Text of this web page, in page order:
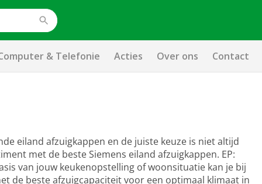
& Telefonie Acties Over ons Contact
eiland afzuigkappen en de juiste keuze is niet altijd
met de beste Siemens eiland afzuigkappen. EP:
van jouw keukenopstelling of woonsituatie kan je bij
de beste afzuigcapaciteit voor een optimaal klimaat in